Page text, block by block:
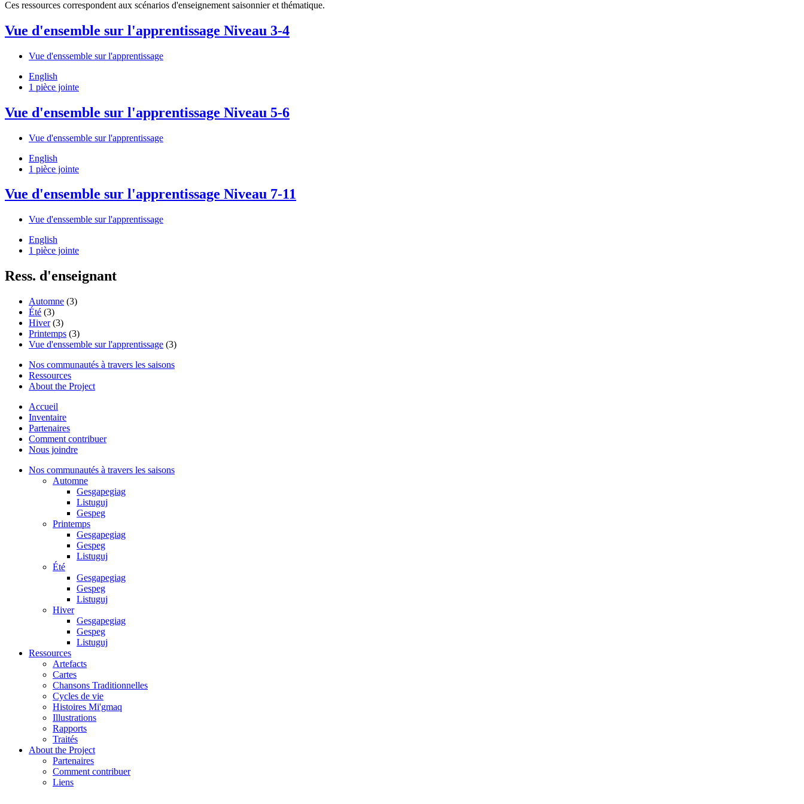
Ces ressources correspondent aux scénarios d'enseignement saisonnier et thématique.
Vue d'ensemble sur l'apprentissage Niveau 3-4
Vue d'enssemble sur l'apprentissage
English
1 pièce jointe
Vue d'ensemble sur l'apprentissage Niveau 5-6
Vue d'enssemble sur l'apprentissage
English
1 pièce jointe
Vue d'ensemble sur l'apprentissage Niveau 7-11
Vue d'enssemble sur l'apprentissage
English
1 pièce jointe
Ress. d'enseignant
Automne (3)
Été (3)
Hiver(3)
Printemps (3)
Vue d'enssemble sur l'apprentissage (3)
Nos communautés à travers les saisons
Ressources
About the Project
Accueil
Inventaire
Partenaires
Comment contribuer
Nous joindre
Nos communautés à travers les saisons
Automne
Gesgapegiag
Listuguj
Gespeg
Printemps
Gesgapegiag
Gespeg
Listuguj
Été
Gesgapegiag
Gespeg
Listuguj
Hiver
Gesgapegiag
Gespeg
Listuguj
Ressources
Artefacts
Cartes
Chansons Traditionnelles
Cycles de vie
Histoires Mi'gmaq
Illustrations
Rapports
Traités
About the Project
Partenaires
Comment contribuer
Liens